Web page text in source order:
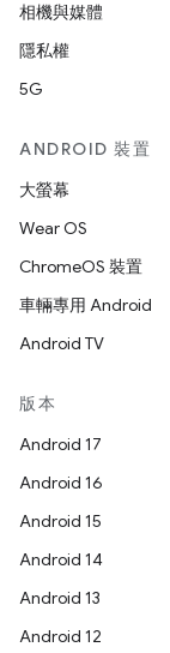
相機與媒體
隱私權
5G
ANDROID 裝置
大螢幕
Wear OS
ChromeOS 裝置
車輛專用 Android
Android TV
版本
Android 17
Android 16
Android 15
Android 14
Android 13
Android 12